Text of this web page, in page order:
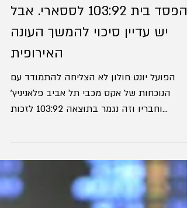
יש עדיין סיכוי להמשך העונה
האירופית
הפועל יונט חולון לא הצליחה להתמודד עם